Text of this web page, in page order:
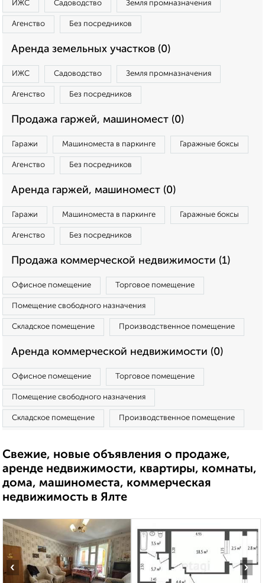
ИЖС Садоводство Земля промназначения
Агенство Без посредников
Аренда земельных участков (0)
ИЖС Садоводство Земля промназначения
Агенство Без посредников
Продажа гаржей, машиномест (0)
Гаражи Машиноместа в паркинге Гаражные боксы
Агенство Без посредников
Аренда гаржей, машиномест (0)
Гаражи Машиноместа в паркинге Гаражные боксы
Агенство Без посредников
Продажа коммерческой недвижимости (1)
Офисное помещение Торговое помещение
Помещение свободного назначения
Складское помещение Производственное помещение
Аренда коммерческой недвижимости (0)
Офисное помещение Торговое помещение
Помещение свободного назначения
Складское помещение Производственное помещение
Свежие, новые объявления о продаже,
аренде недвижимости, квартиры, комнаты,
дома, машиноместа, коммерческая
недвижимость в Ялте
‹ ›